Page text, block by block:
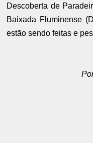
Descoberta de
Baixada Fluminense
estão sendo feitas e